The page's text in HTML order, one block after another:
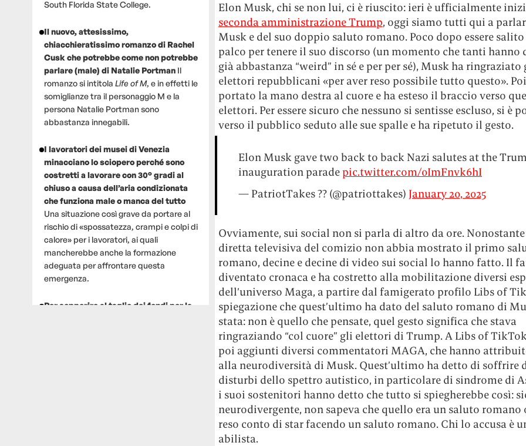
South Florida State College.
Il nuovo, attesissimo,
chiacchieratissimo romanzo di Rachel
Cusk che potrebbe come non potrebbe
parlare (male) di Natalie Portman Il
romanzo si intitola Life of M, e in effetti le
somiglianze tra il personaggio M e la
persona Natalie Portman sono
abbastanza innegabili.
I lavoratori dei musei di Venezia
minacciano lo sciopero perché sono
costretti a lavorare con 30° gradi al
chiuso a causa dell’aria condizionata
che funziona male o manca del tutto
Una situazione così grave da portare al
rischio di «spossatezza, crampi e colpi di
calore» per i lavoratori, ai quali
mancherebbe anche la formazione
adeguata per affrontare questa
emergenza.
Per sopperire al taglio dei fondi per la
Elon Musk, chi se non lui, ci è riuscito: ieri è ufficialmente
seconda amministrazione Trump, oggi siamo tutti qui a
Musk e del suo doppio saluto romano. Poco dopo essere
palco per tenere il suo discorso (un momento che tanti hanno
già abbastanza “weird” in sé e per per sé), Musk ha ringraziato
elettori repubblicani «per aver reso possibile tutto questo».
portato la mano destra al cuore e ha esteso il braccio verso
elettori. Per essere sicuro che nessuno si sentisse escluso, si è
verso il pubblico seduto alle sue spalle e ha ripetuto il gesto.
Elon Musk gave two back to back Nazi salutes at the
inauguration paradepic.twitter.com/0ImFnvk6hI
— PatriotTakes ?? (@patriottakes) January 20, 2025
Ovviamente, sui social non si parla di altro da ore.
diretta televisiva del comizio non abbia mostrato il primo
romano, decine e decine di video sui social lo hanno fatto. Il
diventato cronaca e ha costretto alla mobilitazione diversi
dell’universo Maga, a partire dal famigerato profilo Libs of
spiegazione che quest’ultimo ha dato del saluto romano di
stata: non è quello che pensate, quel gesto significa che stava
ringraziando “col cuore” gli elettori di Trump. A Libs of
poi aggiunti diversi commentatori MAGA, che hanno
alla neurodiversità di Musk. Quest’ultimo ha detto di soffrire
disturbi dello spettro autistico, in particolare di sindrome di
i suoi sostenitori hanno detto che tutto si spiegherebbe così:
neurodivergente, non sapeva che quello era un saluto romano
reso conto di star facendo un saluto romano. Chi lo accusa è
abilista.